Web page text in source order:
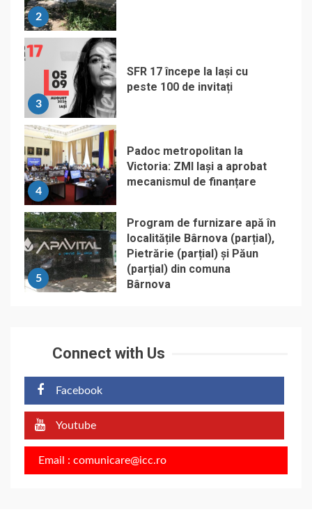
2
3
SFR 17 începe la Iași cu
peste 100 de invitați
4
Padoc metropolitan la
Victoria: ZMI Iași a aprobat
mecanismul de finanțare
5
Program de furnizare apă în
localitățile Bârnova (parțial),
Pietrărie (parțial) și Păun
(parțial) din comuna
Bârnova
Connect with Us
Facebook
Youtube
Email : comunicare@icc.ro